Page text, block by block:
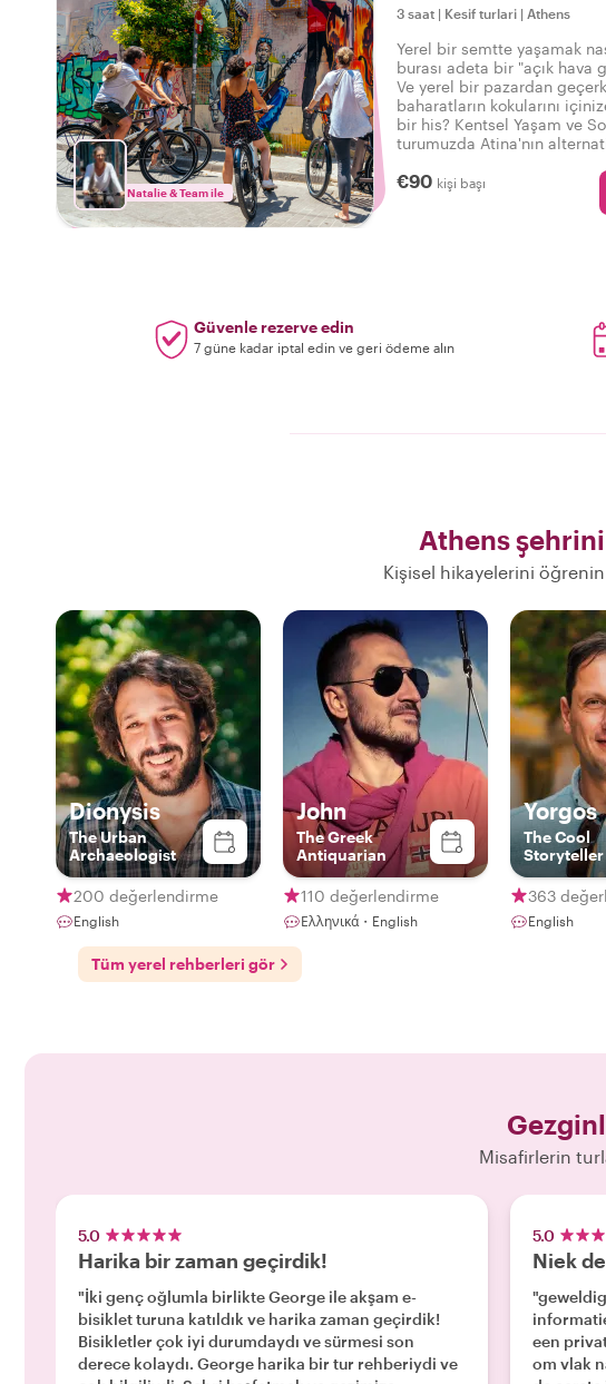
Natalie & Team ile
3 saat | Kesif turlari | Athens
Yerel bir semtte yaşamak
burası adeta bir "açık hava
Ve yerel bir pazardan
baharatların kokularını
bir his? Kentsel Yaşam ve
turumuzda Atina'nın
€90 kişi başı
Güvenle rezerve edin
7 güne kadar iptal edin ve geri ödeme alın
Athens şehrini
Kişisel hikayelerini
Dionysis
The Urban
Archaeologist
200 değerlendirme
English
John
The Greek
Antiquarian
110 değerlendirme
Ελληνικά・English
Yorgos
The Cool
Storyteller
363
English
Tüm yerel rehberleri gör
Misafirlerin
5.0
Harika bir zaman geçirdik!
"İki genç oğlumla birlikte George ile akşam e-
bisiklet turuna katıldık ve harika zaman geçirdik!
Bisikletler çok iyi durumdaydı ve sürmesi son
derece kolaydı. George harika bir tur rehberiydi ve
5.0
Niek
een
om vlak